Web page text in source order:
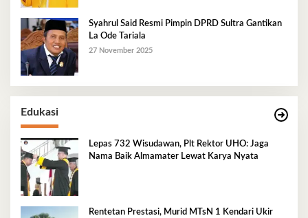
Syahrul Said Resmi Pimpin DPRD Sultra Gantikan
La Ode Tariala
27 November 2025
Edukasi
Lepas 732 Wisudawan, Plt Rektor UHO: Jaga
Nama Baik Almamater Lewat Karya Nyata
Rentetan Prestasi, Murid MTsN 1 Kendari Ukir